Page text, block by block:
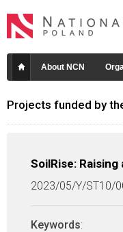
About NCN
Projects funded by
SoilRise:
2023/05/Y/ST10/
Keywords: